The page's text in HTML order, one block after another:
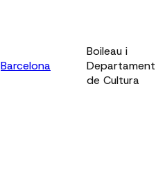
Barcelona
Boileau i
Departament
de Cultura